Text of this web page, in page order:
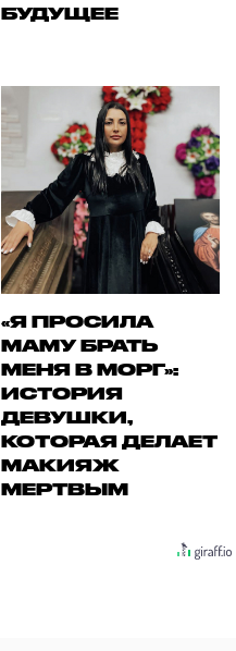
БУДУЩЕЕ
«Я ПРОСИЛА
МАМУ БРАТЬ
МЕНЯ В МОРГ»:
ИСТОРИЯ
ДЕВУШКИ,
КОТОРАЯ ДЕЛАЕТ
МАКИЯЖ
МЕРТВЫМ